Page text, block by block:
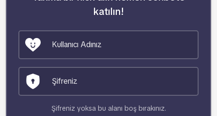
katılın!
Şifreniz yoksa bu alanı boş bırakınız.